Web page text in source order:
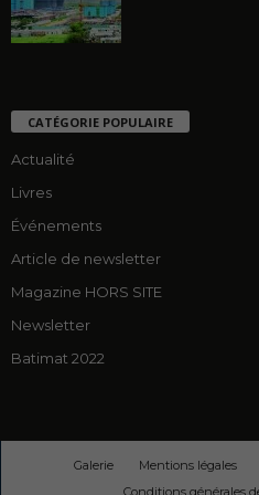
CATÉGORIE POPULAIRE
Actualité
Livres
Événements
Article de newsletter
Magazine HORS SITE
Newsletter
Batimat 2022
Galerie Mentions légales
Conditions générales